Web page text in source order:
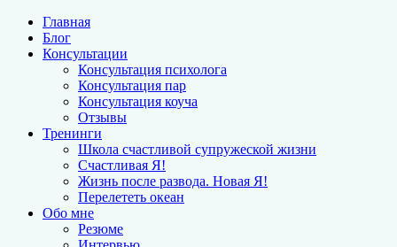
Главная
Блог
Консультации
Консультация психолога
Консультация пар
Консультация коуча
Отзывы
Тренинги
Школа счастливой супружеской жизни
Счастливая Я!
Жизнь после развода. Новая Я!
Перелететь океан
Обо мне
Резюме